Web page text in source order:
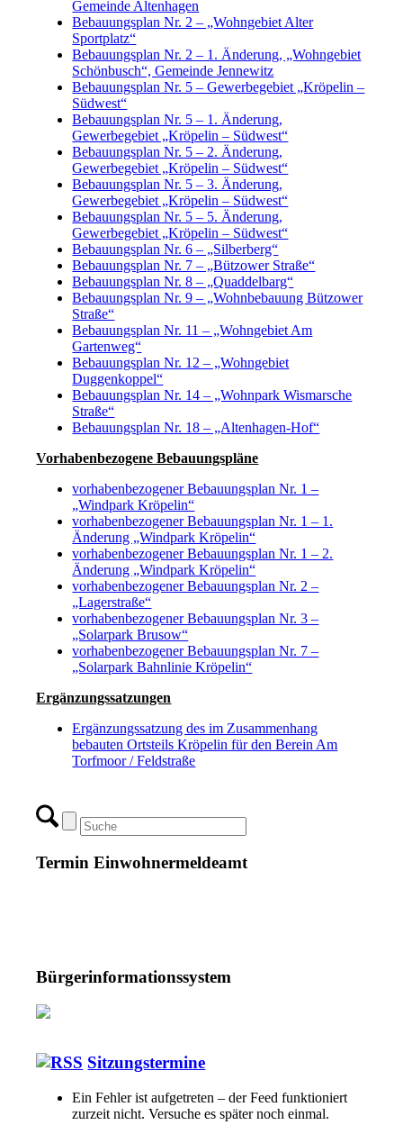
Gemeinde Altenhagen
Bebauungsplan Nr. 2 – „Wohngebiet Alter
Sportplatz“
Bebauungsplan Nr. 2 – 1. Änderung, „Wohngebiet
Schönbusch“, Gemeinde Jennewitz
Bebauungsplan Nr. 5 – Gewerbegebiet „Kröpelin –
Südwest“
Bebauungsplan Nr. 5 – 1. Änderung,
Gewerbegebiet „Kröpelin – Südwest“
Bebauungsplan Nr. 5 – 2. Änderung,
Gewerbegebiet „Kröpelin – Südwest“
Bebauungsplan Nr. 5 – 3. Änderung,
Gewerbegebiet „Kröpelin – Südwest“
Bebauungsplan Nr. 5 – 5. Änderung,
Gewerbegebiet „Kröpelin – Südwest“
Bebauungsplan Nr. 6 – „Silberberg“
Bebauungsplan Nr. 7 – „Bützower Straße“
Bebauungsplan Nr. 8 – „Quaddelbarg“
Bebauungsplan Nr. 9 – „Wohnbebauung Bützower
Straße“
Bebauungsplan Nr. 11 – „Wohngebiet Am
Gartenweg“
Bebauungsplan Nr. 12 – „Wohngebiet
Duggenkoppel“
Bebauungsplan Nr. 14 – „Wohnpark Wismarsche
Straße“
Bebauungsplan Nr. 18 – „Altenhagen-Hof“
Vorhabenbezogene Bebauungspläne
vorhabenbezogener Bebauungsplan Nr. 1 –
„Windpark Kröpelin“
vorhabenbezogener Bebauungsplan Nr. 1 – 1.
Änderung „Windpark Kröpelin“
vorhabenbezogener Bebauungsplan Nr. 1 – 2.
Änderung „Windpark Kröpelin“
vorhabenbezogener Bebauungsplan Nr. 2 –
„Lagerstraße“
vorhabenbezogener Bebauungsplan Nr. 3 –
„Solarpark Brusow“
vorhabenbezogener Bebauungsplan Nr. 7 –
„Solarpark Bahnlinie Kröpelin“
Ergänzungssatzungen
Ergänzungssatzung des im Zusammenhang
bebauten Ortsteils Kröpelin für den Berein Am
Torfmoor / Feldstraße
Termin Einwohnermeldeamt
Bürgerinformationssystem
Sitzungstermine
Ein Fehler ist aufgetreten – der Feed funktioniert
zurzeit nicht. Versuche es später noch einmal.